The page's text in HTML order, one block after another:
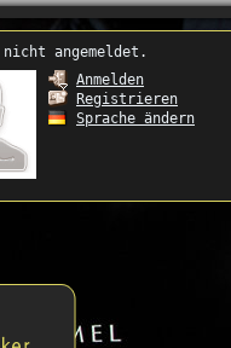
angemeldet.
Anmelden
Registrieren
Sprache ändern